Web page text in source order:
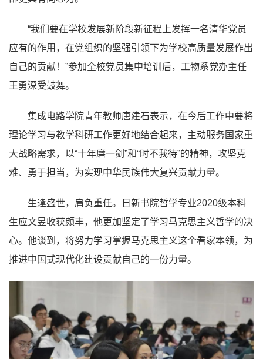
“我们要在学校发展新阶段新征程上发挥一名清华党员
应有的作用，在党组织的坚强引领下为学校高质量发展作出
自己的贡献！”参加全校党员集中培训后，工物系党办主任
王勇深受鼓舞。
集成电路学院青年教师唐建石表示，在今后工作中要将
理论学习与教学科研工作更好地结合起来，主动服务国家重
大战略需求，以“十年磨一剑”和“时不我待”的精神，攻坚克
难、勇于担当，为实现中华民族伟大复兴贡献力量。
生逢盛世，肩负重任。日新书院哲学专业2020级本科
生应文昱收获颇丰，他更加坚定了学习马克思主义哲学的决
心。他谈到，将努力学习掌握马克思主义这个看家本领，为
推进中国式现代化建设贡献自己的一份力量。